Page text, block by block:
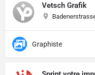
Vetsch Grafik
Graphiste